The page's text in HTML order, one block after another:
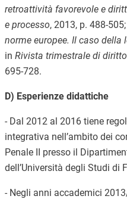
retroattività favorevole e
e processo, 2013, p. 488-505;
norme europee. Il caso
in Rivista trimestrale di
695-728.
D) Esperienze didattiche
- Dal 201 2 al 2016 tiene
integrativa nell’ambito dei
Penale II presso il
dell’Università degli Studi di
- Negli anni accademici 2013